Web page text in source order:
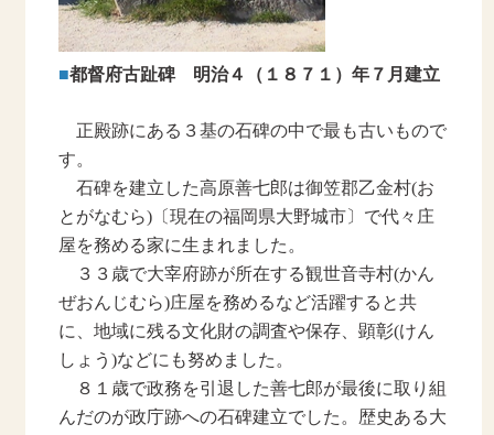
■都督府古趾碑 明治４（１８７１）年７月建立
正殿跡にある３基の石碑の中で最も古いもので
す。
石碑を建立した高原善七郎は御笠郡乙金村(お
とがなむら)〔現在の福岡県大野城市〕で代々庄
屋を務める家に生まれました。
３３歳で大宰府跡が所在する観世音寺村(かん
ぜおんじむら)庄屋を務めるなど活躍すると共
に、地域に残る文化財の調査や保存、顕彰(けん
しょう)などにも努めました。
８１歳で政務を引退した善七郎が最後に取り組
んだのが政庁跡への石碑建立でした。歴史ある大